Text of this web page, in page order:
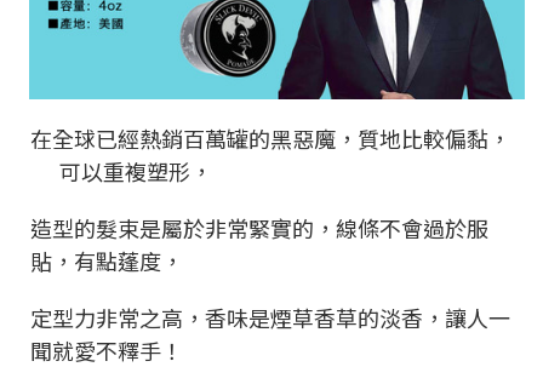
在全球已經熱銷百萬罐的黑惡魔，質地比較偏黏，
可以重複塑形，
造型的髮束是屬於非常緊實的，線條不會過於服
貼，有點蓬度，
定型力非常之高，香味是煙草香草的淡香，讓人一
聞就愛不釋手！